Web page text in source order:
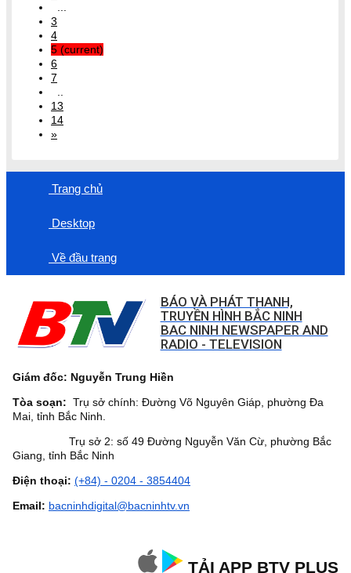
3
4
5 (current)
6
7
13
14
»
Trang chủ
Desktop
Về đầu trang
BÁO VÀ PHÁT THANH,
TRUYỀN HÌNH BẮC NINH
BAC NINH NEWSPAPER AND
RADIO - TELEVISION
Giám đốc: Nguyễn Trung Hiền
Tòa soạn: Trụ sở chính: Đường Võ Nguyên Giáp, phường Đa
Mai, tỉnh Bắc Ninh.
Trụ sở 2: số 49 Đường Nguyễn Văn Cừ, phường Bắc
Giang, tỉnh Bắc Ninh
Điện thoại: (+84) - 0204 - 3854404
Email: bacninhdigital@bacninhtv.vn
TẢI APP BTV PLUS